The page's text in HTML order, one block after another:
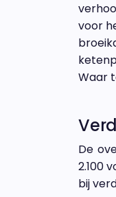
voor
Waar
De
2.100
bij